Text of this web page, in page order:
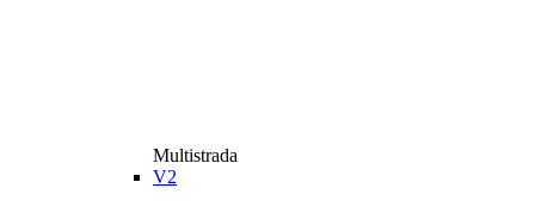
Multistrada
V2